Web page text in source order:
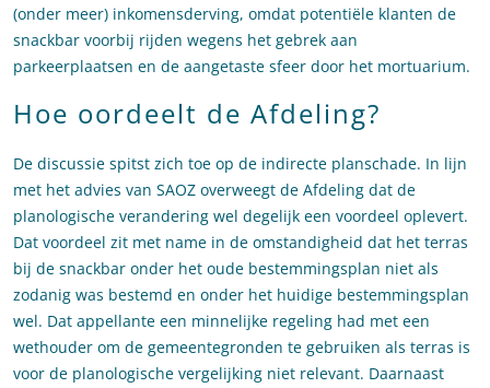
(onder meer) inkomensderving, omdat potentiële klanten de
snackbar voorbij rijden wegens het gebrek aan
parkeerplaatsen en de aangetaste sfeer door het mortuarium.
Hoe oordeelt de Afdeling?
De discussie spitst zich toe op de indirecte planschade. In lijn
met het advies van SAOZ overweegt de Afdeling dat de
planologische verandering wel degelijk een voordeel oplevert.
Dat voordeel zit met name in de omstandigheid dat het terras
bij de snackbar onder het oude bestemmingsplan niet als
zodanig was bestemd en onder het huidige bestemmingsplan
wel. Dat appellante een minnelijke regeling had met een
wethouder om de gemeentegronden te gebruiken als terras is
voor de planologische vergelijking niet relevant. Daarnaast